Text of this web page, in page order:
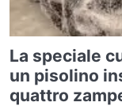
La speciale
un pisolino
quattro